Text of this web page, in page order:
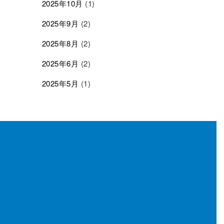
2025年10月 (1)
2025年9月 (2)
2025年8月 (2)
2025年6月 (2)
2025年5月 (1)